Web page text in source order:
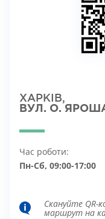
ХАРКІВ,
ВУЛ. О.
Час роботи:
Пн-Сб, 09:00-17:00
Скануйте QR-
маршрут на